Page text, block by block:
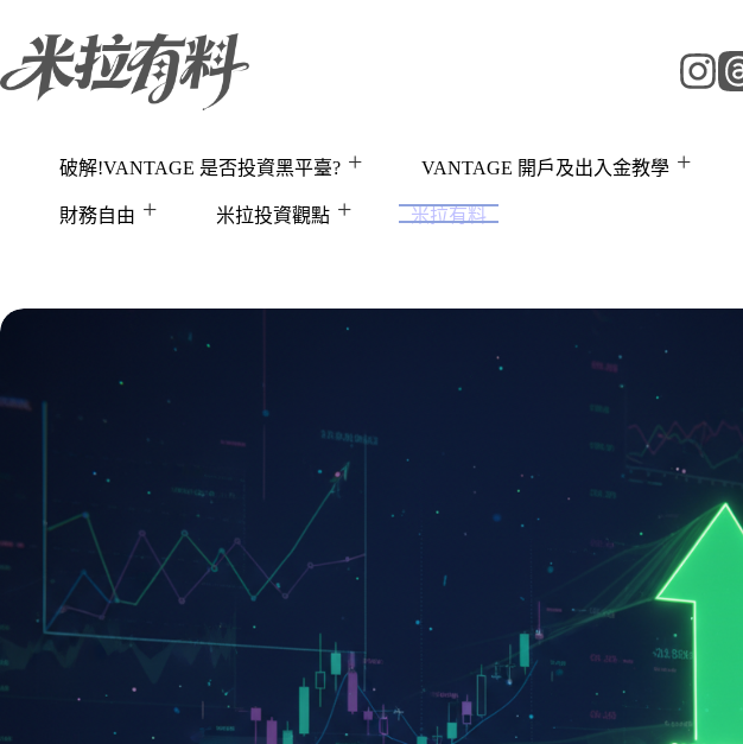
主
破解!VANTAGE 是否投資黑平臺? VANTAGE 開戶及出入金教學
財務自由 米拉投資觀點 米拉有料